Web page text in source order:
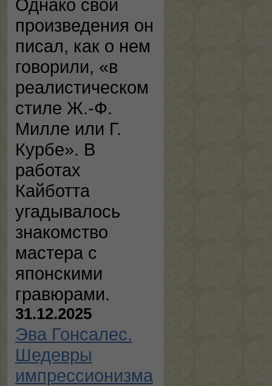
Однако свои
произведения он
писал, как о нем
говорили, «в
реалистическом
стиле Ж.-Ф.
Милле или Г.
Курбе». В
работах
Кайботта
угадывалось
знакомство
мастера с
японскими
гравюрами.
31.12.2025
Эва Гонсалес.
Шедевры
импрессионизма